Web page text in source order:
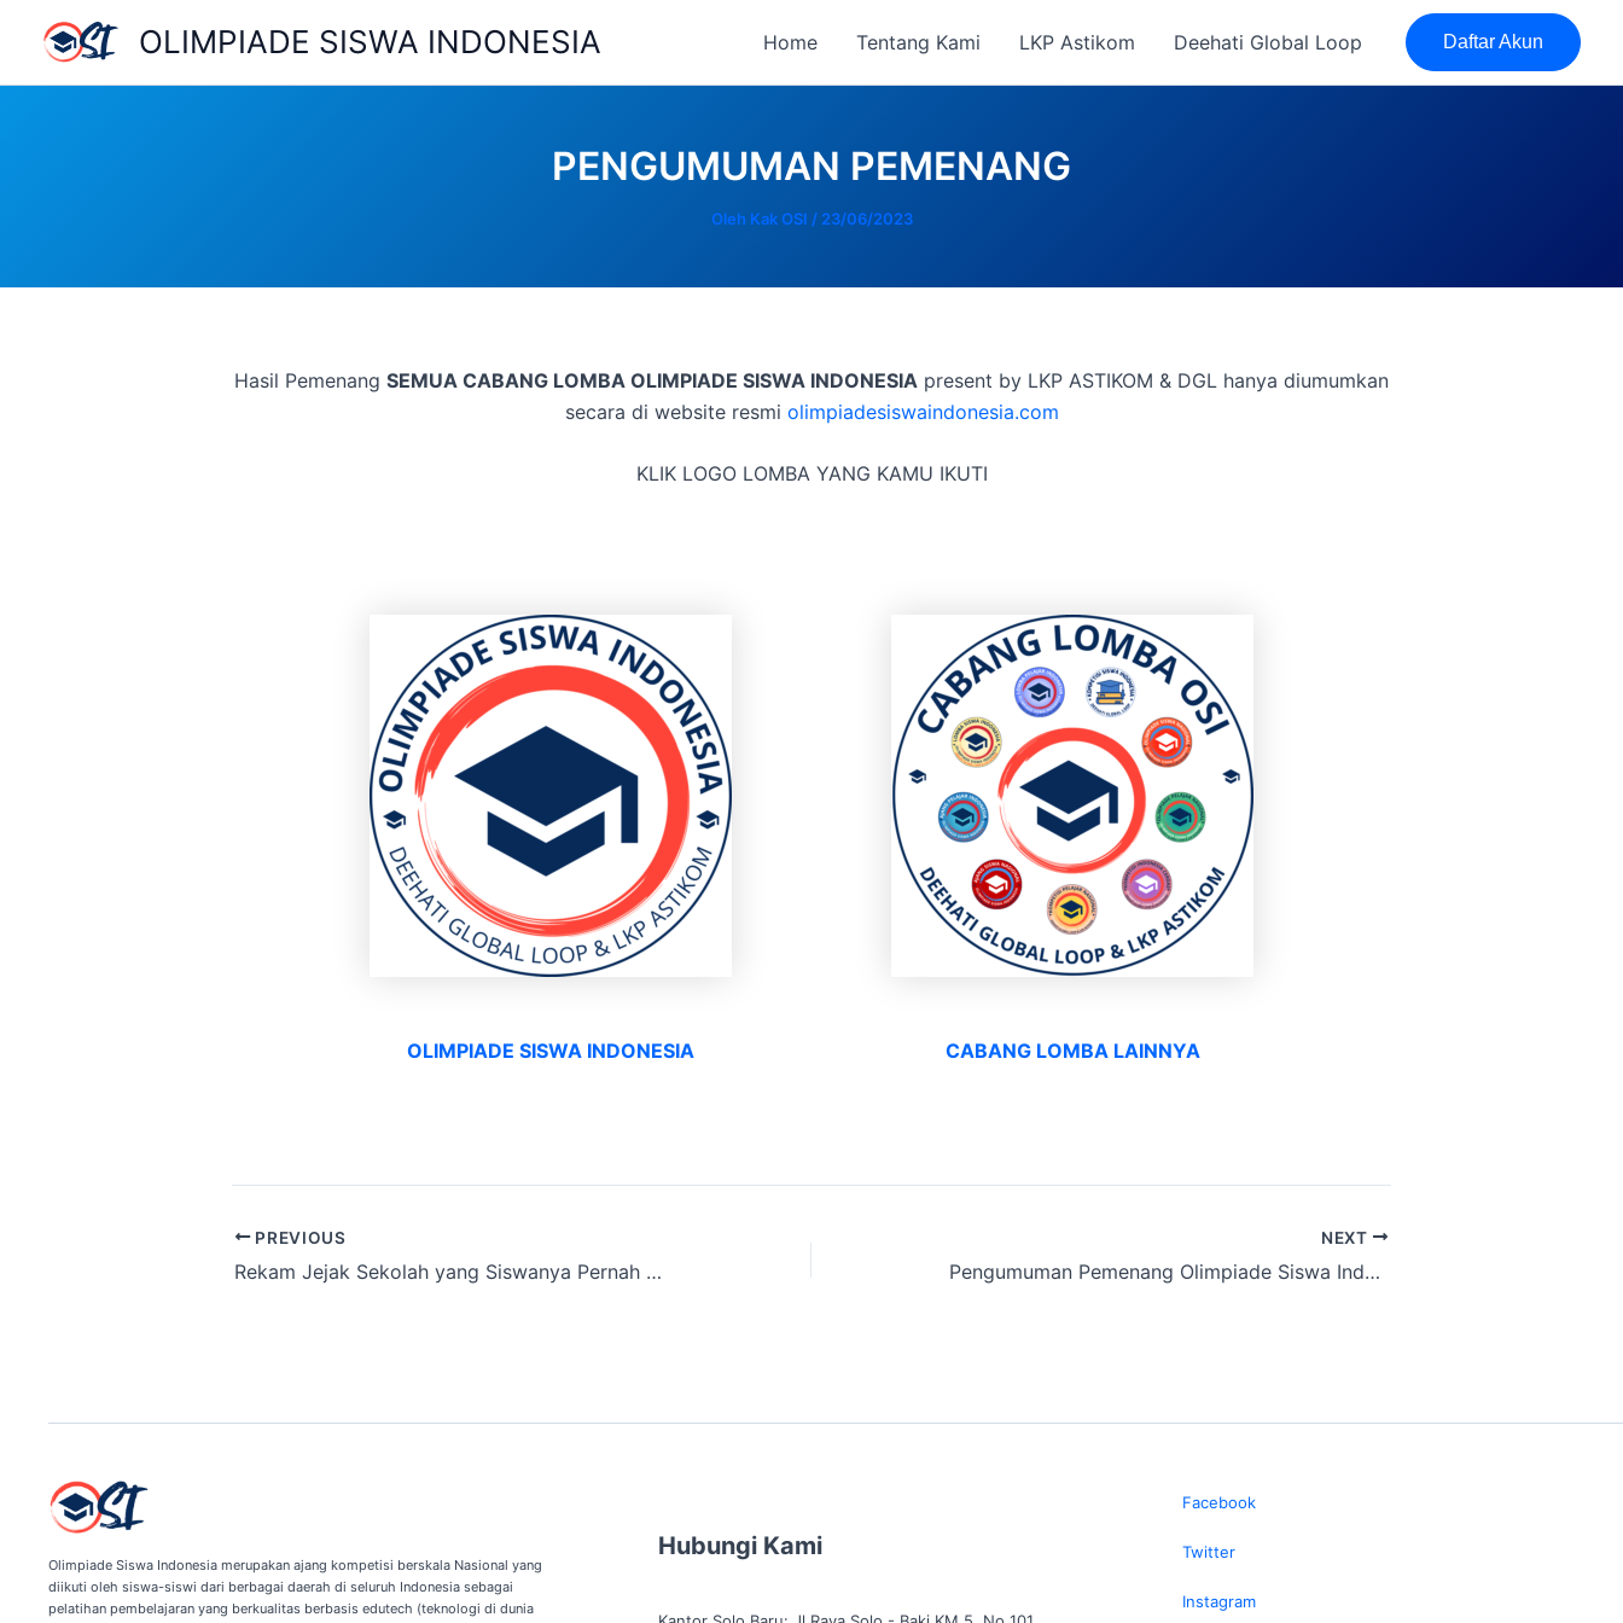
OLIMPIADE SISWA INDONESIA Home Tentang Kami LKP Astikom Deehati Global Loop Daftar Akun
PENGUMUMAN PEMENANG
Oleh Kak OSI / 23/06/2023
Hasil Pemenang SEMUA CABANG LOMBA OLIMPIADE SISWA INDONESIA present by LKP ASTIKOM & DGL hanya diumumkan
secara di website resmi olimpiadesiswaindonesia.com
KLIK LOGO LOMBA YANG KAMU IKUTI
OLIMPIADE SISWA INDONESIA CABANG LOMBA LAINNYA
PREVIOUS
Rekam Jejak Sekolah yang Siswanya Pernah Menjadi Pemenang OSI
NEXT
Pengumuman Pemenang Olimpiade Siswa Indonesia 13
Olimpiade Siswa Indonesia merupakan ajang kompetisi berskala Nasional yang
diikuti oleh siswa-siswi dari berbagai daerah di seluruh Indonesia sebagai
pelatihan pembelajaran yang berkualitas berbasis edutech (teknologi di dunia
Hubungi Kami
Facebook
Twitter
Instagram